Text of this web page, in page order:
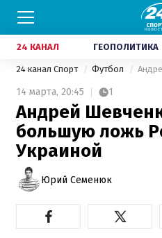
24 КАНАЛ ГЕОПОЛИТИКА
24 канал Спорт Футбол
14 марта, 20:45 1
Андрей
большую ложь
Украиной
Юрий Семенюк